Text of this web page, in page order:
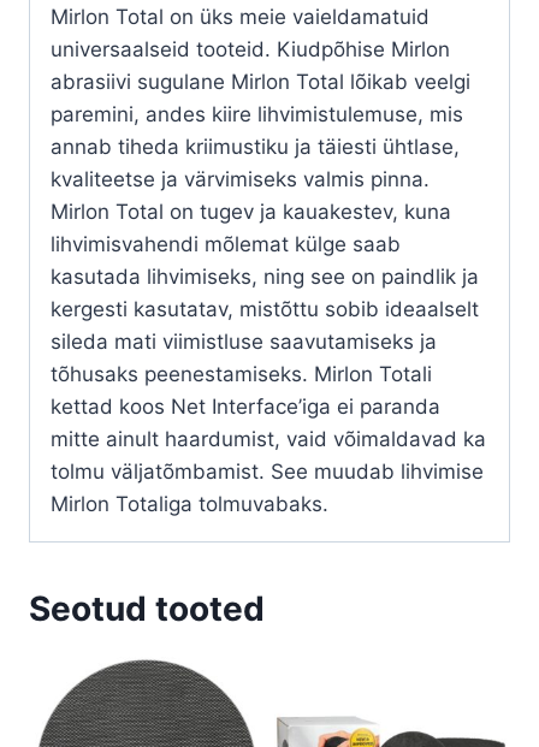
Mirlon Total on üks meie vaieldamatuid
universaalseid tooteid. Kiudpõhise Mirlon
abrasiivi sugulane Mirlon Total lõikab veelgi
paremini, andes kiire lihvimistulemuse, mis
annab tiheda kriimustiku ja täiesti ühtlase,
kvaliteetse ja värvimiseks valmis pinna.
Mirlon Total on tugev ja kauakestev, kuna
lihvimisvahendi mõlemat külge saab
kasutada lihvimiseks, ning see on paindlik ja
kergesti kasutatav, mistõttu sobib ideaalselt
sileda mati viimistluse saavutamiseks ja
tõhusaks peenestamiseks. Mirlon Totali
kettad koos Net Interface’iga ei paranda
mitte ainult haardumist, vaid võimaldavad ka
tolmu väljatõmbamist. See muudab lihvimise
Mirlon Totaliga tolmuvabaks.
Seotud tooted